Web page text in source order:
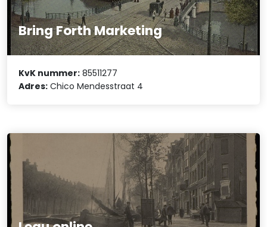
Bring Forth Marketing
KvK nummer: 85511277
Adres: Chico Mendesstraat 4